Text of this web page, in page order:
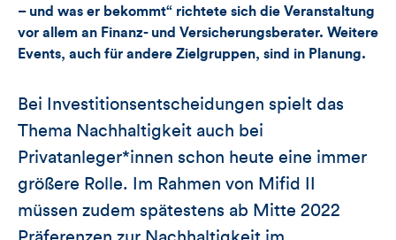
– und was er bekommt“ richtete sich die Veranstaltung
vor allem an Finanz- und Versicherungsberater. Weitere
Events, auch für andere Zielgruppen, sind in Planung.
Bei Investitionsentscheidungen spielt das
Thema Nachhaltigkeit auch bei
Privatanleger*innen schon heute eine immer
größere Rolle. Im Rahmen von Mifid II
müssen zudem spätestens ab Mitte 2022